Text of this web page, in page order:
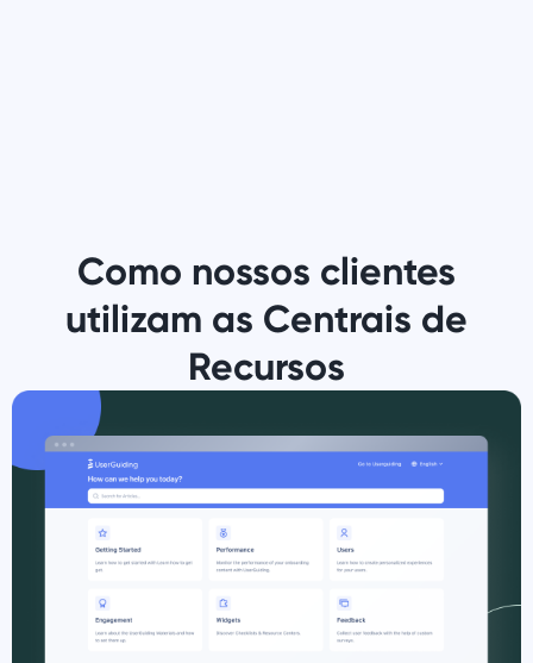
Como nossos clientes
utilizam as Centrais de
Recursos